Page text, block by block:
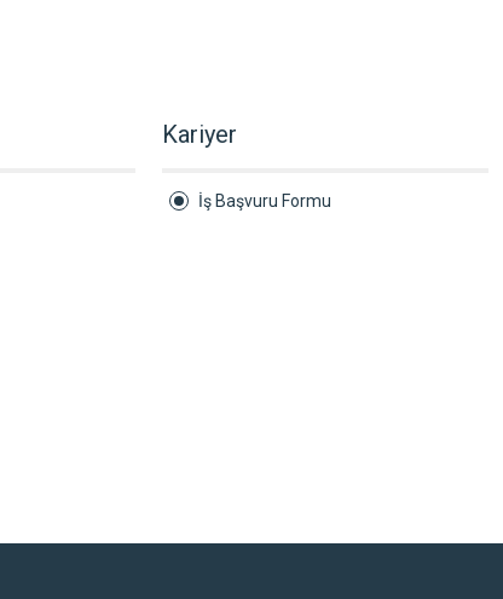
Kariyer
İş Başvuru Formu